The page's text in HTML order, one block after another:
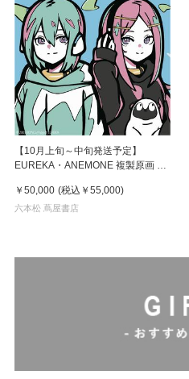
【10月上旬～中旬発送予定】
EUREKA・ANEMONE 複製原画 シ
￥50,000 (税込 ￥55,000)
六本松 蔦屋書店